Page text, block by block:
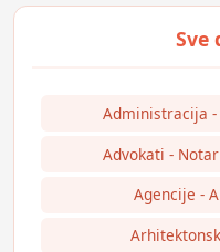
Administracija -
Advokati -
Agencije -